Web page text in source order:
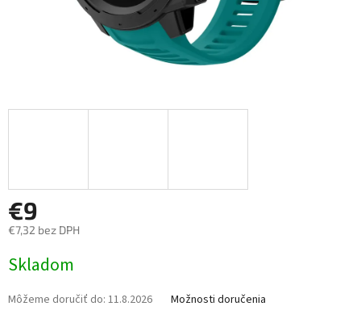
€9
€7,32 bez DPH
cena:
Skladom
Môžeme doručiť do: 11.8.2026 Možnosti doručenia